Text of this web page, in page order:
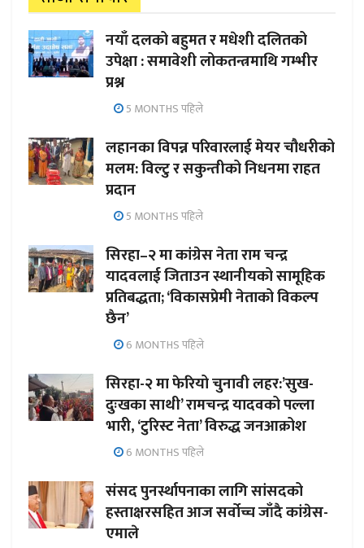
नयाँ दलको बहुमत र मधेशी दलितको
उपेक्षा : समावेशी लोकतन्त्रमाथि गम्भीर
प्रश्न
5 MONTHS पहिले
लहानका विपन्न परिवारलाई मेयर चौधरीको
मलम: विल्टु र सकुन्तीको निधनमा राहत
प्रदान
5 MONTHS पहिले
सिरहा–२ मा कांग्रेस नेता राम चन्द्र
यादवलाई जिताउन स्थानीयको सामूहिक
प्रतिबद्धता; ‘विकासप्रेमी नेताको विकल्प
छैन’
6 MONTHS पहिले
सिरहा-२ मा फेरियो चुनावी लहर:’सुख-
दुःखका साथी’ रामचन्द्र यादवको पल्ला
भारी, ‘टुरिस्ट नेता’ विरुद्ध जनआक्रोश
6 MONTHS पहिले
संसद पुनर्स्थापनाका लागि सांसदको
हस्ताक्षरसहित आज सर्वोच्च जाँदै कांग्रेस-
एमाले